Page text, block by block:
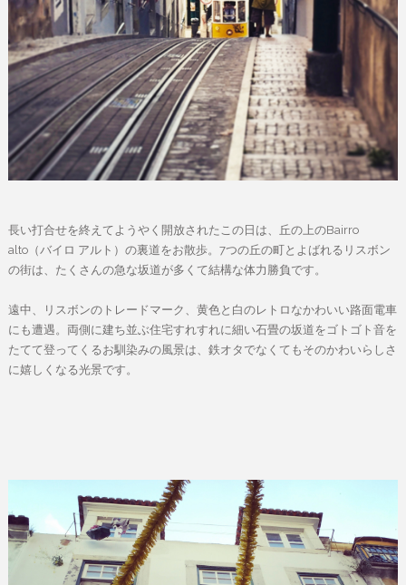
長い打合せを終えてようやく開放されたこの日は、丘の上のBairro
alto（バイロ アルト）の裏道をお散歩。7つの丘の町とよばれるリスボン
の街は、たくさんの急な坂道が多くて結構な体力勝負です。
遠中、リスボンのトレードマーク、黄色と白のレトロなかわいい路面電車
にも遭遇。両側に建ち並ぶ住宅すれすれに細い石畳の坂道をゴトゴト音を
たてて登ってくるお馴染みの風景は、鉄オタでなくてもそのかわいらしさ
に嬉しくなる光景です。